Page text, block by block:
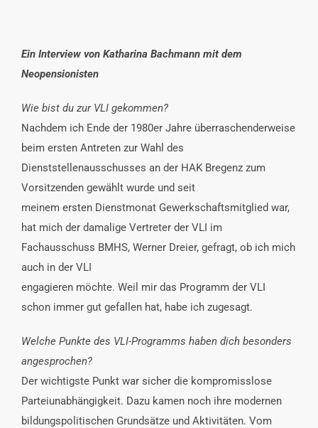
Ein Interview von Katharina Bachmann mit dem
Neopensionisten
Wie bist du zur VLI gekommen?
Nachdem ich Ende der 1980er Jahre überraschenderweise
beim ersten Antreten zur Wahl des
Dienststellenausschusses an der HAK Bregenz zum
Vorsitzenden gewählt wurde und seit
meinem ersten Dienstmonat Gewerkschaftsmitglied war,
hat mich der damalige Vertreter der VLI im
Fachausschuss BMHS, Werner Dreier, gefragt, ob ich mich
auch in der VLI
engagieren möchte. Weil mir das Programm der VLI
schon immer gut gefallen hat, habe ich zugesagt.
Welche Punkte des VLI-Programms haben dich besonders
angesprochen?
Der wichtigste Punkt war sicher die kompromisslose
Parteiunabhängigkeit. Dazu kamen noch ihre modernen
bildungspolitischen Grundsätze und Aktivitäten. Vom